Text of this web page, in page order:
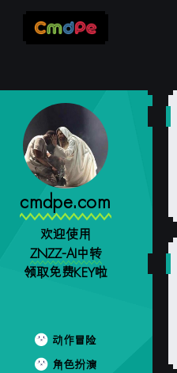
cmdpe.com
欢迎使用
ZNZZ-AI中转
领取免费KEY啦
动作冒险
角色扮演